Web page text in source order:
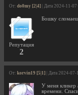
От: do0my [2|4] | Дата 2024-11-
Репутация
2
Бошку
От: korvin19 [5|1] | Дата 2024-
У меня кликер
времени.